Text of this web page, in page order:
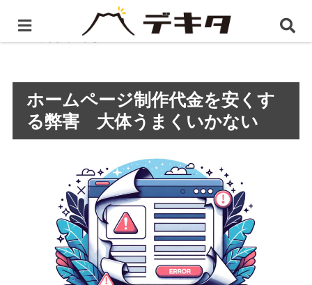
ホーム BLOG
ホームページ制作代金を安くする弊
害 大体うまくいかない
ホームページ制作代金を安くす
る弊害 大体うまくいかない